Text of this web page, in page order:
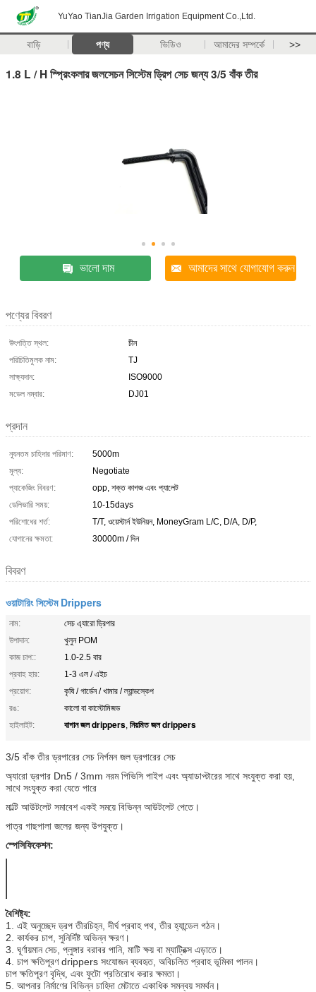
YuYao TianJia Garden Irrigation Equipment Co.,Ltd.
বাড়ি পণ্য ভিডিও আমাদের সম্পর্কে >>
1.8 L / H স্প্রিংকলার জলসেচন সিস্টেম ড্রিপ সেচ জন্য 3/5 বাঁক তীর
ভালো দাম আমাদের সাথে যোগাযোগ করুন
পণ্যের বিবরণ
উৎপত্তি স্থল:
চীন
পরিচিতিমুলক নাম:
TJ
সাক্ষ্যদান:
ISO9000
মডেল নম্বার:
DJ01
প্রদান
ন্যূনতম চাহিদার পরিমাণ:
5000m
মূল্য:
Negotiate
প্যাকেজিং বিবরণ:
opp, শক্ত কাগজ এবং প্যালেট
ডেলিভারি সময়:
10-15days
পরিশোধের শর্ত:
T/T, ওয়েস্টার্ন ইউনিয়ন, MoneyGram L/C, D/A, D/P,
যোগানের ক্ষমতা:
30000m / দিন
বিবরণ
ওয়াটারিং সিস্টেম Drippers
নাম:
সেচ এ্যারো ড্রিপার
উপাদান:
খুলুন POM
কাজ চাপ::
1.0-2.5 বার
প্রবাহ হার:
1-3 এল / এইচ
প্রয়োগ:
কৃষি / গার্ডেন / খামার / ল্যান্ডস্কেপ
রঙ:
কালো বা কাস্টোমিজড
হাইলাইট:
বাগান জল drippers, নিয়মিত জল drippers
3/5 বাঁক তীর ড্রপারের সেচ নির্গমন জল ড্রপারের সেচ
অ্যারো ড্রপার Dn5 / 3mm নরম পিভিসি পাইপ এবং অ্যাডাপ্টারের সাথে সংযুক্ত করা হয়,
সাথে সংযুক্ত করা যেতে পারে
মাল্টি আউটলেট সমাবেশ একই সময়ে বিভিন্ন আউটলেট পেতে।
পাত্র গাছপালা জলের জন্য উপযুক্ত।
স্পেসিফিকেশন:
বৈশিষ্ট্য:
1. এই অনুচ্ছেদ ড্রপ তীরচিহ্ন, দীর্ঘ প্রবাহ পথ, তীর হ্যান্ডেল গঠন।
2. কার্যকর চাপ, সুনির্দিষ্ট অভিন্ন ক্ষরণ।
3. ঘূর্ণায়মান সেচ, প্লুঙ্গার বরাবর পানি, মাটি ক্ষয় বা ম্যাট্রিক্স এড়াতে।
4. চাপ ক্ষতিপূরণ drippers সংযোজন ব্যবহৃত, অবিচলিত প্রবাহ ভূমিকা পালন।
চাপ ক্ষতিপূরণ বৃদ্ধি, এবং ফুটো প্রতিরোধ করার ক্ষমতা।
5. আপনার নির্মাণের বিভিন্ন চাহিদা মেটাতে একাধিক সমন্বয় সমর্থন।